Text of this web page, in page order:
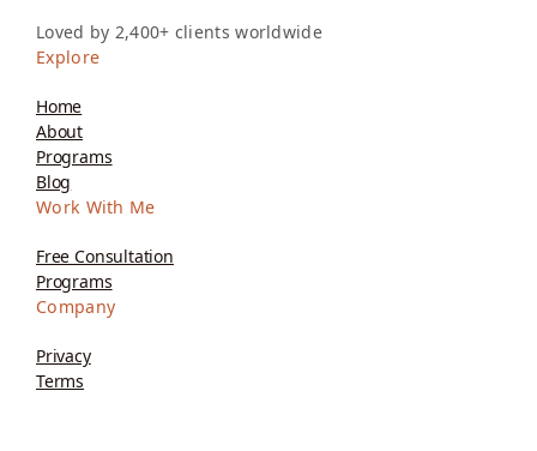
Loved by 2,400+ clients worldwide
Explore
Home
About
Programs
Blog
Work With Me
Free Consultation
Programs
Company
Privacy
Terms